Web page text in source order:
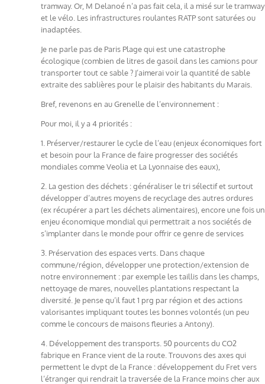
tramway. Or, M Delanoé n’a pas fait cela, il a misé sur le tramway
et le vélo. Les infrastructures roulantes RATP sont saturées ou
inadaptées.
Je ne parle pas de Paris Plage qui est une catastrophe
écologique (combien de litres de gasoil dans les camions pour
transporter tout ce sable ? J’aimerai voir la quantité de sable
extraite des sablières pour le plaisir des habitants du Marais.
Bref, revenons en au Grenelle de l’environnement :
Pour moi, il y a 4 priorités :
1. Préserver/restaurer le cycle de l’eau (enjeux économiques fort
et besoin pour la France de faire progresser des sociétés
mondiales comme Veolia et La Lyonnaise des eaux),
2. La gestion des déchets : généraliser le tri sélectif et surtout
développer d’autres moyens de recyclage des autres ordures
(ex récupérer a part les déchets alimentaires), encore une fois un
enjeu économique mondial qui permettrait a nos sociétés de
s’implanter dans le monde pour offrir ce genre de services
3. Préservation des espaces verts. Dans chaque
commune/région, développer une protection/extension de
notre environnement : par exemple les taillis dans les champs,
nettoyage de mares, nouvelles plantations respectant la
diversité. Je pense qu’il faut 1 prg par région et des actions
valorisantes impliquant toutes les bonnes volontés (un peu
comme le concours de maisons fleuries a Antony).
4. Développement des transports. 50 pourcents du CO2
fabrique en France vient de la route. Trouvons des axes qui
permettent le dvpt de la France : développement du Fret vers
l’étranger qui rendrait la traversée de la France moins cher aux